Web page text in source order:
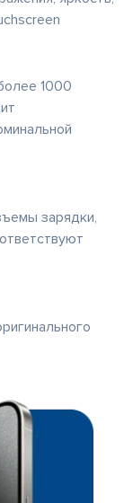
1000
зарядки,